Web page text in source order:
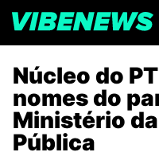
Núcleo do
nomes do
Ministério
Pública